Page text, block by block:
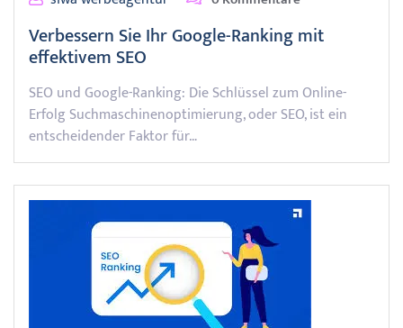
Verbessern Sie Ihr Google-Ranking mit
effektivem SEO
SEO und Google-Ranking: Die Schlüssel zum Online-
Erfolg Suchmaschinenoptimierung, oder SEO, ist ein
entscheidender Faktor für…